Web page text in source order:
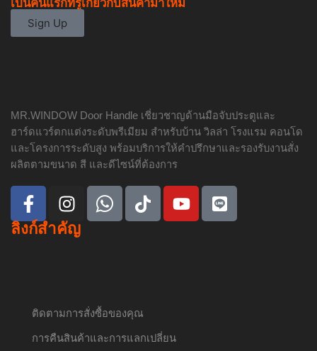
เป็นคนแรกที่รู้เกี่ยวกับสินค้ามาใหม่
Sign Up
MR.WINDOW Door Handle เชี่ยวชาญด้านมือจับประตูและ
ฮาร์ดแวร์ตกแต่งระดับพรีเมียม สำหรับบ้าน วิลล่า โรงแรม คอนโด
และโครงการระดับสูง พร้อมบริการให้คำปรึกษาและรองรับงานสั่ง
ผลิตตามขนาด สี และดีไซน์ที่ต้องการ
ลิงก์สำคัญ
ติดตามการสั่งซื้อของคุณ
การคืนสินค้าและการแลกเปลี่ยน